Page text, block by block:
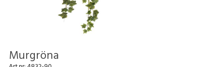
Murgröna